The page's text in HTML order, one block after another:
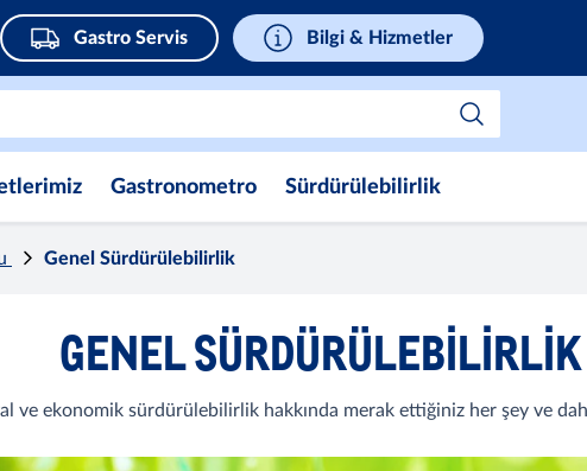
Gastro Servis Bilgi & Hizmetler
Gastronometro Sürdürülebilirlik
Genel Sürdürülebilirlik
GENEL SÜRDÜRÜLEBILIRLIK
ve ekonomik sürdürülebilirlik hakkında merak ettiğiniz her şey ve